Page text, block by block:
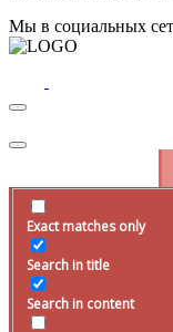
Мы в социальных
Exact matches only
Search in title
Search in content